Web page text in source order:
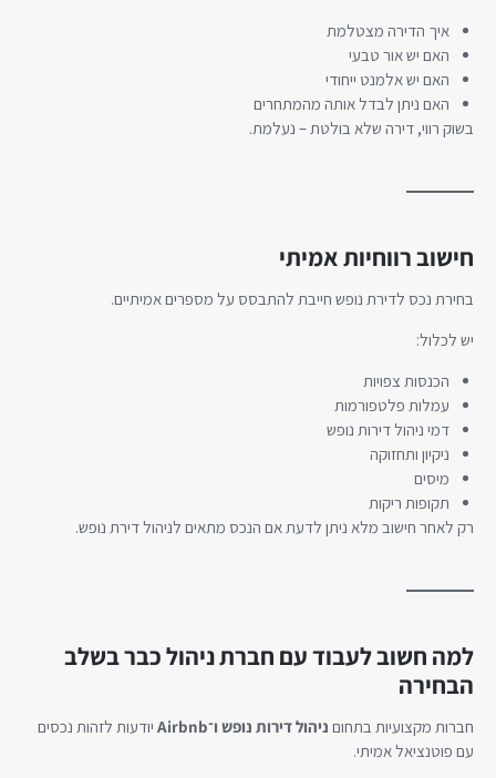
איך הדירה מצטלמת
האם יש אור טבעי
האם יש אלמנט ייחודי
האם ניתן לבדל אותה מהמתחרים
בשוק רווי, דירה שלא בולטת – נעלמת.
חישוב רווחיות אמיתי
בחירת נכס לדירת נופש חייבת להתבסס על מספרים אמיתיים.
יש לכלול:
הכנסות צפויות
עמלות פלטפורמות
דמי ניהול דירות נופש
ניקיון ותחזוקה
מיסים
תקופות ריקות
רק לאחר חישוב מלא ניתן לדעת אם הנכס מתאים לניהול דירת נופש.
למה חשוב לעבוד עם חברת ניהול כבר בשלב
הבחירה
חברות מקצועיות בתחום ניהול דירות נופש ו־Airbnb
יודעות לזהות נכסים
עם פוטנציאל אמיתי.